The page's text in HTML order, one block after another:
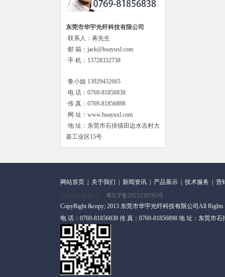
东莞市华宇光纤科技有限公司
·联系人：蒋先生
·邮 箱：jack@huayuxl.com
·手 机：13728332738
·鲁小姐 13929432665
·电 话：0769-81856838
·传 真：0769-81856898
·网 址：www.huayuxl.com
·地 址：东莞市石排镇田边水吉村大
基工业区15号
网站首页 关于我们 新闻资讯 产品展示 技术服务
营
粤ICP备2022139295号
CopyRight &copy; 2013 东莞市华宇光纤科技有限公司All
电 话：0769-81856838 传 真：0769-81856898 地 址：东莞市